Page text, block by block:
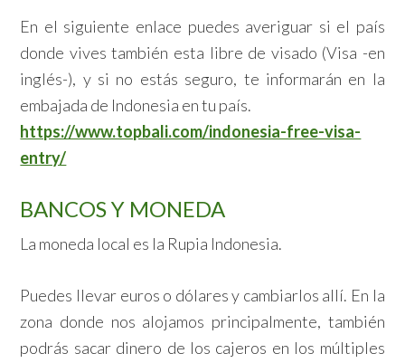
En el siguiente enlace puedes averiguar si el país
donde vives también esta libre de visado (Visa -en
inglés-), y si no estás seguro, te informarán en la
embajada de Indonesia en tu país.
https://www.topbali.com/indonesia-free-visa-
entry/
BANCOS Y MONEDA
La moneda local es la Rupia Indonesia.
Puedes llevar euros o dólares y cambiarlos allí. En la
zona donde nos alojamos principalmente, también
podrás sacar dinero de los cajeros en los múltiples